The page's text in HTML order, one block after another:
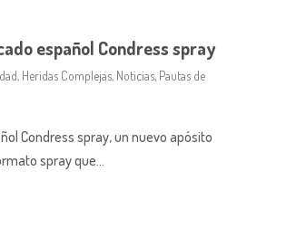
español Condress spray
, Heridas Complejas, Noticias, Pautas de
Condress spray, un nuevo apósito
spray que…